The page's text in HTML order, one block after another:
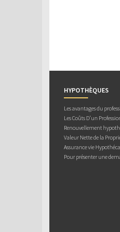
HYPOTHÈQUES
Les avantages du
Les Coûts D’un
Renouvellement
Valeur Nette de la
Assurance vie
Pour présenter une